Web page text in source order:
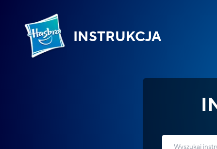
INSTRUKCJA